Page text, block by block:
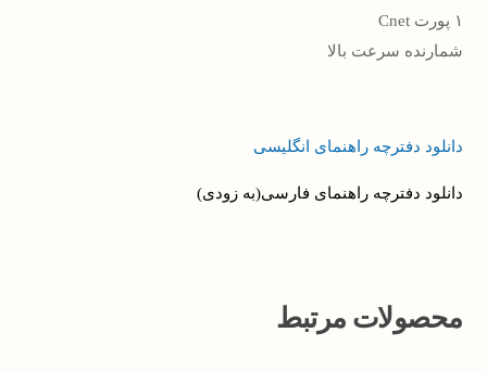
۱ پورت Cnet
شمارنده سرعت بالا
دانلود دفترچه راهنمای انگلیسی
دانلود دفترچه راهنمای فارسی(به زودی)
محصولات مرتبط